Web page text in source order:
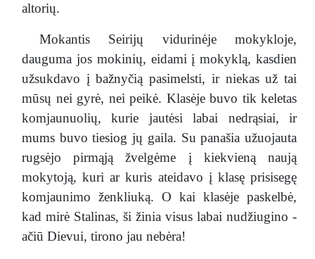
altorių.
Mokantis Seirijų vidurinėje mokykloje,
dauguma jos mokinių, eidami į mokyklą, kasdien
užsukdavo į bažnyčią pasimelsti, ir niekas už tai
mūsų nei gyrė, nei peikė. Klasėje buvo tik keletas
komjaunuolių, kurie jautėsi labai nedrąsiai, ir
mums buvo tiesiog jų gaila. Su panašia užuojauta
rugsėjo pirmąją žvelgėme į kiekvieną naują
mokytoją, kuri ar kuris ateidavo į klasę prisisegę
komjaunimo ženkliuką. O kai klasėje paskelbė,
kad mirė Stalinas, ši žinia visus labai nudžiugino -
ačiū Dievui, tirono jau nebėra!